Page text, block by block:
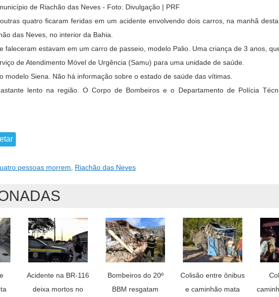
quatro ficaram feridas em um acidente envolvendo dois carros, na manhã
das Neves, no interior da Bahia.
faleceram estavam em um carro de passeio, modelo Palio. Uma criança de 3 anos,
de Atendimento Móvel de Urgência (Samu) para uma unidade de saúde.
Siena. Não há informação sobre o estado de saúde das vítimas.
lento na região. O Corpo de Bombeiros e o Departamento de Polícia
pessoas morrem Riachão das Neves
Acidente na BR-116
deixa mortos no
Bombeiros do 20º
BBM resgatam
Colisão entre ônibus
e caminhão mata